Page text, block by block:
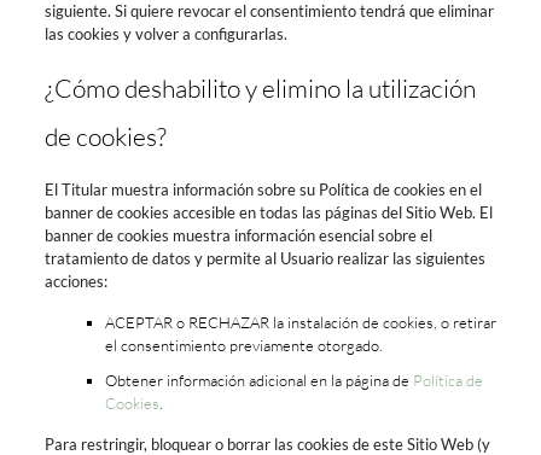
siguiente. Si quiere revocar el consentimiento tendrá que eliminar
las cookies y volver a configurarlas.
¿Cómo deshabilito y elimino la utilización
de cookies?
El Titular muestra información sobre su Política de cookies en el
banner de cookies accesible en todas las páginas del Sitio Web. El
banner de cookies muestra información esencial sobre el
tratamiento de datos y permite al Usuario realizar las siguientes
acciones:
ACEPTAR o RECHAZAR la instalación de cookies, o retirar
el consentimiento previamente otorgado.
Obtener información adicional en la página de Política de
Cookies
Para restringir, bloquear o borrar las cookies de este Sitio Web (y